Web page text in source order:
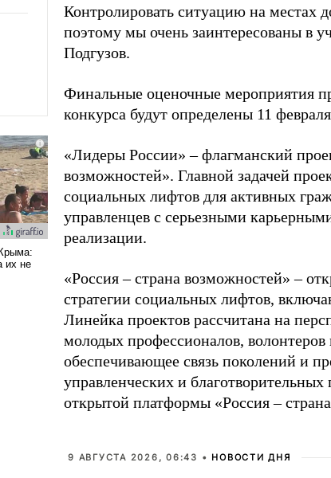
Контролировать ситуацию на местах
поэтому мы очень заинтересованы в
Подгузов.
Финальные оценочные мероприятия
конкурса будут определены 11
«Лидеры России» – флагманский
возможностей». Главной задачей
социальных лифтов для активных
управленцев с серьезными
реализации.
«Россия – страна возможностей» –
стратегии социальных лифтов,
Линейка проектов рассчитана на
молодых профессионалов,
обеспечивающее связь поколений и
управленческих и
открытой платформы «Россия –
9 АВГУСТА 2026, 06:43 • НОВОСТИ ДНЯ